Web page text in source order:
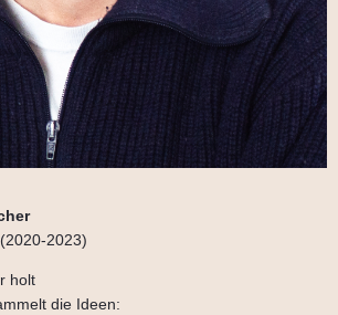
2023)
holt
die Ideen: